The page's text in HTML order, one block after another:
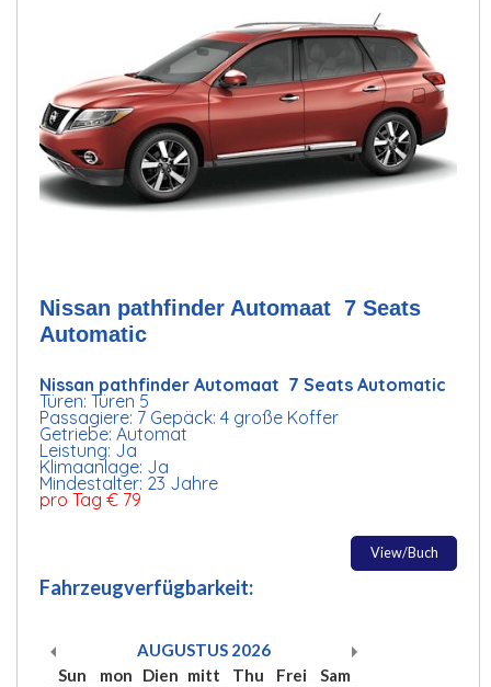
Nissan pathfinder Automaat 7 Seats
Automatic
Nissan pathfinder Automaat 7 Seats Automatic
Türen: Türen 5
Passagiere: 7 Gepäck: 4 große Koffer
Getriebe: Automat
Leistung: Ja
Klimaanlage: Ja
Mindestalter: 23 Jahre
pro Tag € 79
View/Buch
Fahrzeugverfügbarkeit:
AUGUSTUS 2026
Sun
mon Dien mitt Thu Frei
Sam